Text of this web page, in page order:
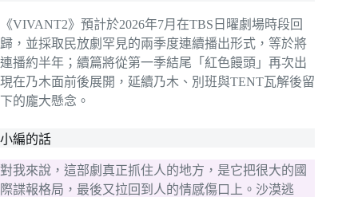
《VIVANT2》預計於2026年7月在TBS日曜劇場時段回
歸，並採取民放劇罕見的兩季度連續播出形式，等於將
連播約半年；續篇將從第一季結尾「紅色饅頭」再次出
現在乃木面前後展開，延續乃木、別班與TENT瓦解後留
下的龐大懸念。
小編的話
對我來說，這部劇真正抓住人的地方，是它把很大的國
際諜報格局，最後又拉回到人的情感傷口上。沙漠逃